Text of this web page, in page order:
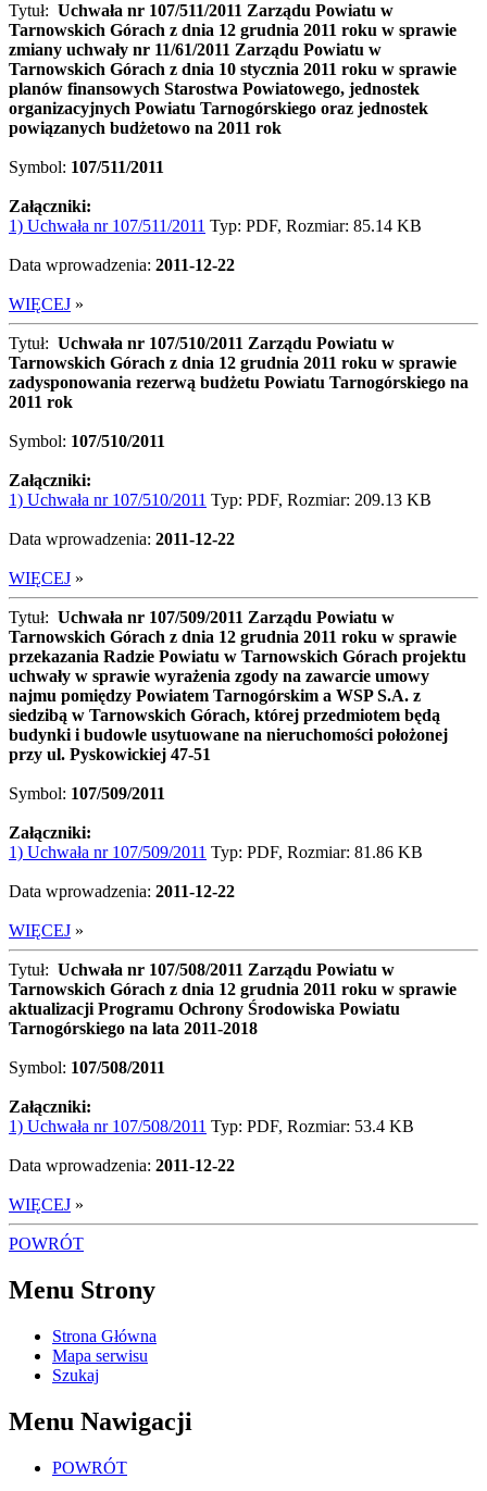
Tytuł: Uchwała nr 107/511/2011 Zarządu Powiatu w
Tarnowskich Górach z dnia 12 grudnia 2011 roku w sprawie
zmiany uchwały nr 11/61/2011 Zarządu Powiatu w
Tarnowskich Górach z dnia 10 stycznia 2011 roku w sprawie
planów finansowych Starostwa Powiatowego, jednostek
organizacyjnych Powiatu Tarnogórskiego oraz jednostek
powiązanych budżetowo na 2011 rok
Symbol: 107/511/2011
Załączniki:
1) Uchwała nr 107/511/2011 Typ: PDF, Rozmiar: 85.14 KB
Data wprowadzenia: 2011-12-22
WIĘCEJ »
Tytuł: Uchwała nr 107/510/2011 Zarządu Powiatu w
Tarnowskich Górach z dnia 12 grudnia 2011 roku w sprawie
zadysponowania rezerwą budżetu Powiatu Tarnogórskiego na
2011 rok
Symbol: 107/510/2011
Załączniki:
1) Uchwała nr 107/510/2011 Typ: PDF, Rozmiar: 209.13 KB
Data wprowadzenia: 2011-12-22
WIĘCEJ »
Tytuł: Uchwała nr 107/509/2011 Zarządu Powiatu w
Tarnowskich Górach z dnia 12 grudnia 2011 roku w sprawie
przekazania Radzie Powiatu w Tarnowskich Górach projektu
uchwały w sprawie wyrażenia zgody na zawarcie umowy
najmu pomiędzy Powiatem Tarnogórskim a WSP S.A. z
siedzibą w Tarnowskich Górach, której przedmiotem będą
budynki i budowle usytuowane na nieruchomości położonej
przy ul. Pyskowickiej 47-51
Symbol: 107/509/2011
Załączniki:
1) Uchwała nr 107/509/2011 Typ: PDF, Rozmiar: 81.86 KB
Data wprowadzenia: 2011-12-22
WIĘCEJ »
Tytuł: Uchwała nr 107/508/2011 Zarządu Powiatu w
Tarnowskich Górach z dnia 12 grudnia 2011 roku w sprawie
aktualizacji Programu Ochrony Środowiska Powiatu
Tarnogórskiego na lata 2011-2018
Symbol: 107/508/2011
Załączniki:
1) Uchwała nr 107/508/2011 Typ: PDF, Rozmiar: 53.4 KB
Data wprowadzenia: 2011-12-22
WIĘCEJ »
POWRÓT
Menu Strony
Strona Główna
Mapa serwisu
Szukaj
Menu Nawigacji
POWRÓT